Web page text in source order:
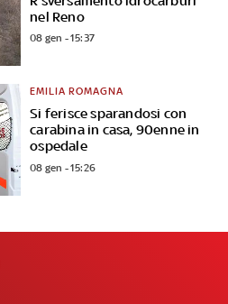
nel Reno
08 gen - 15:37
Si ferisce sparandosi con
carabina in casa, 90enne in
ospedale
EMILIA ROMAGNA
08 gen - 15:26